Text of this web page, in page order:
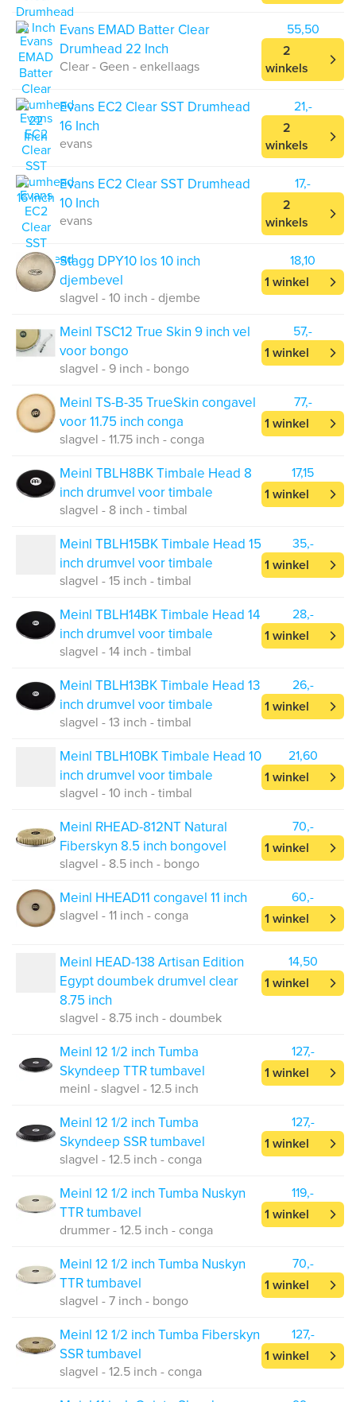
Evans EMAD Batter Clear
Drumhead 22 Inch
Clear - Geen - enkellaags
55,50
2
winkels
Evans EC2 Clear SST Drumhead
16 Inch
evans
21,-
2
winkels
Evans EC2 Clear SST Drumhead
10 Inch
evans
17,-
2
winkels
Stagg DPY10 los 10 inch
djembevel
slagvel - 10 inch - djembe
18,10
1 winkel
Meinl TSC12 True Skin 9 inch vel
voor bongo
slagvel - 9 inch - bongo
57,-
1 winkel
Meinl TS-B-35 TrueSkin congavel
voor 11.75 inch conga
slagvel - 11.75 inch - conga
77,-
1 winkel
Meinl TBLH8BK Timbale Head 8
inch drumvel voor timbale
slagvel - 8 inch - timbal
17,15
1 winkel
Meinl TBLH15BK Timbale Head 15
inch drumvel voor timbale
slagvel - 15 inch - timbal
35,-
1 winkel
Meinl TBLH14BK Timbale Head 14
inch drumvel voor timbale
slagvel - 14 inch - timbal
28,-
1 winkel
Meinl TBLH13BK Timbale Head 13
inch drumvel voor timbale
slagvel - 13 inch - timbal
26,-
1 winkel
Meinl TBLH10BK Timbale Head 10
inch drumvel voor timbale
slagvel - 10 inch - timbal
21,60
1 winkel
Meinl RHEAD-812NT Natural
Fiberskyn 8.5 inch bongovel
slagvel - 8.5 inch - bongo
70,-
1 winkel
Meinl HHEAD11 congavel 11 inch
slagvel - 11 inch - conga
60,-
1 winkel
Meinl HEAD-138 Artisan Edition
Egypt doumbek drumvel clear
8.75 inch
slagvel - 8.75 inch - doumbek
14,50
1 winkel
Meinl 12 1/2 inch Tumba
Skyndeep TTR tumbavel
meinl - slagvel - 12.5 inch
127,-
1 winkel
Meinl 12 1/2 inch Tumba
Skyndeep SSR tumbavel
slagvel - 12.5 inch - conga
127,-
1 winkel
Meinl 12 1/2 inch Tumba Nuskyn
TTR tumbavel
drummer - 12.5 inch - conga
119,-
1 winkel
Meinl 12 1/2 inch Tumba Nuskyn
TTR tumbavel
slagvel - 7 inch - bongo
70,-
1 winkel
Meinl 12 1/2 inch Tumba Fiberskyn
SSR tumbavel
slagvel - 12.5 inch - conga
127,-
1 winkel